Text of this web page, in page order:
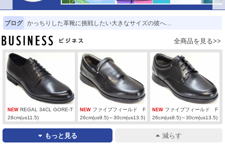
ブログ かっちりした革靴に挑戦したい大きなサイズの彼へ…
全商品を見る>>
NEW REGAL 34CL GORE-TEX 【3E】 BL
28cm(us11.5)
NEWファイブフィールド FIVE FIELD C6814 【6E】 BL
26cm(us9.5)～30cm(us13.5)
NEWファイブフィールド
26cm(us9.5)～30cm(us13.5)
もっと見る 減らす